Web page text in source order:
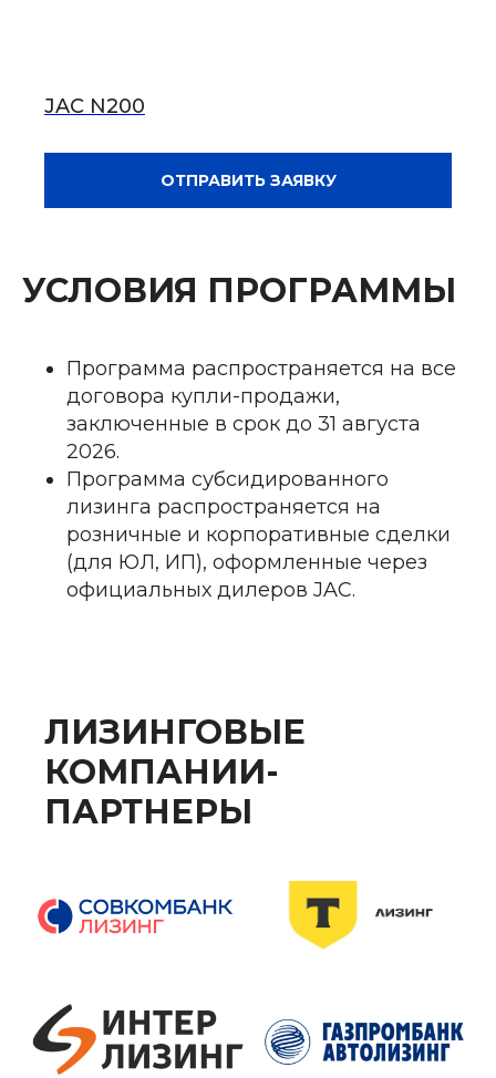
JAC N200
ОТПРАВИТЬ ЗАЯВКУ
УСЛОВИЯ ПРОГРАММЫ
Программа распространяется на все
договора купли-продажи,
заключенные в срок до 31 августа
2026.
Программа субсидированного
лизинга распространяется на
розничные и корпоративные сделки
(для ЮЛ, ИП), оформленные через
официальных дилеров JAC.
ЛИЗИНГОВЫЕ
КОМПАНИИ-
ПАРТНЕРЫ